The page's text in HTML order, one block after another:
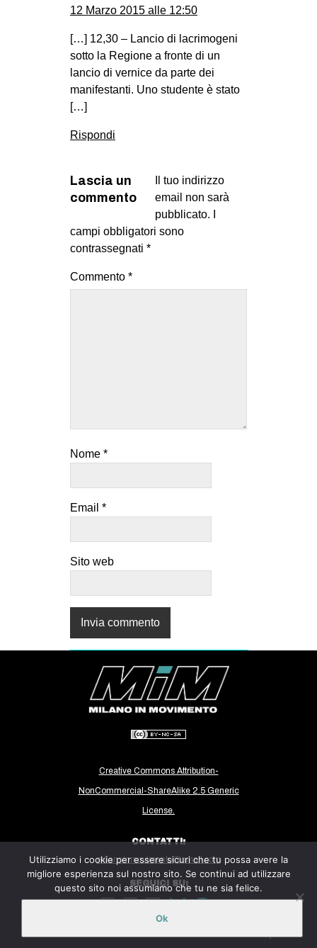
12 Marzo 2015 alle 12:50
[…] 12,30 – Lancio di lacrimogeni
sotto la Regione a fronte di un
lancio di vernice da parte dei
manifestanti. Uno studente è stato
[…]
Rispondi
Lascia un
commento
Il tuo indirizzo
email non sarà
pubblicato.
campi obbligatori sono
contrassegnati *
Commento *
Nome *
Email *
Sito web
Creative Commons Attribution-
NonCommercial-ShareAlike 2.5 Generic
License.
CONTATTI:
milanoinmovimento@gmail.com
SEGUICI SU:
Utilizziamo i cookie per essere sicuri che tu possa avere la
migliore esperienza sul nostro sito. Se continui ad utilizzare
questo sito noi assumiamo che tu ne sia felice.
Ok